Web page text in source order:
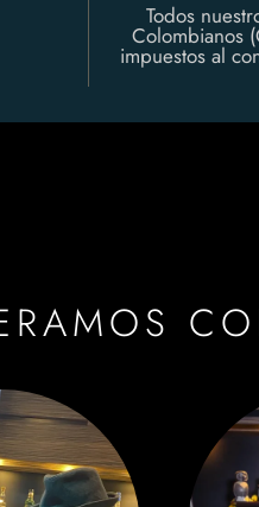
Todos
Colombianos
impuestos al